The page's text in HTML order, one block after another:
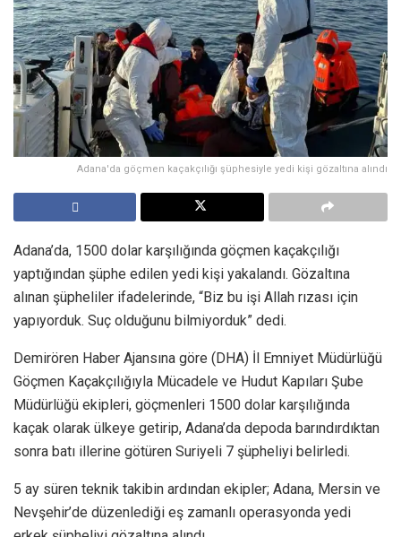
Adana'da göçmen kaçakçılığı şüphesiyle yedi kişi gözaltına alındı
Adana’da, 1500 dolar karşılığında göçmen kaçakçılığı
yaptığından şüphe edilen yedi kişi yakalandı. Gözaltına
alınan şüpheliler ifadelerinde, “Biz bu işi Allah rızası için
yapıyorduk. Suç olduğunu bilmiyorduk” dedi.
Demirören Haber Ajansına göre (DHA) İl Emniyet Müdürlüğü
Göçmen Kaçakçılığıyla Mücadele ve Hudut Kapıları Şube
Müdürlüğü ekipleri, göçmenleri 1500 dolar karşılığında
kaçak olarak ülkeye getirip, Adana’da depoda barındırdıktan
sonra batı illerine götüren Suriyeli 7 şüpheliyi belirledi.
5 ay süren teknik takibin ardından ekipler; Adana, Mersin ve
Nevşehir’de düzenlediği eş zamanlı operasyonda yedi